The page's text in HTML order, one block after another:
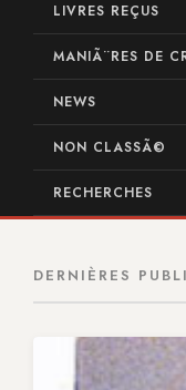
LIVRES REÇUS
MANIÃ¨RES DE
NEWS
NON CLASSÃ©
RECHERCHES
DERNIÈRES